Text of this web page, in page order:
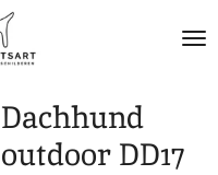
Dachhund
outdoor DD17